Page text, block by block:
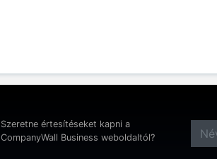
Szeretne értesítéseket kapni a
CompanyWall Business weboldaltól?